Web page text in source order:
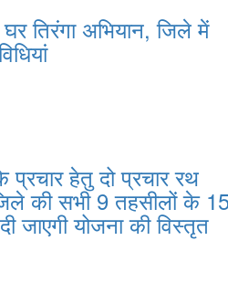
तिरंगा अभियान, जिले में
हेतु दो प्रचार रथ
की सभी 9 तहसीलों के
जाएगी योजना की विस्तृत